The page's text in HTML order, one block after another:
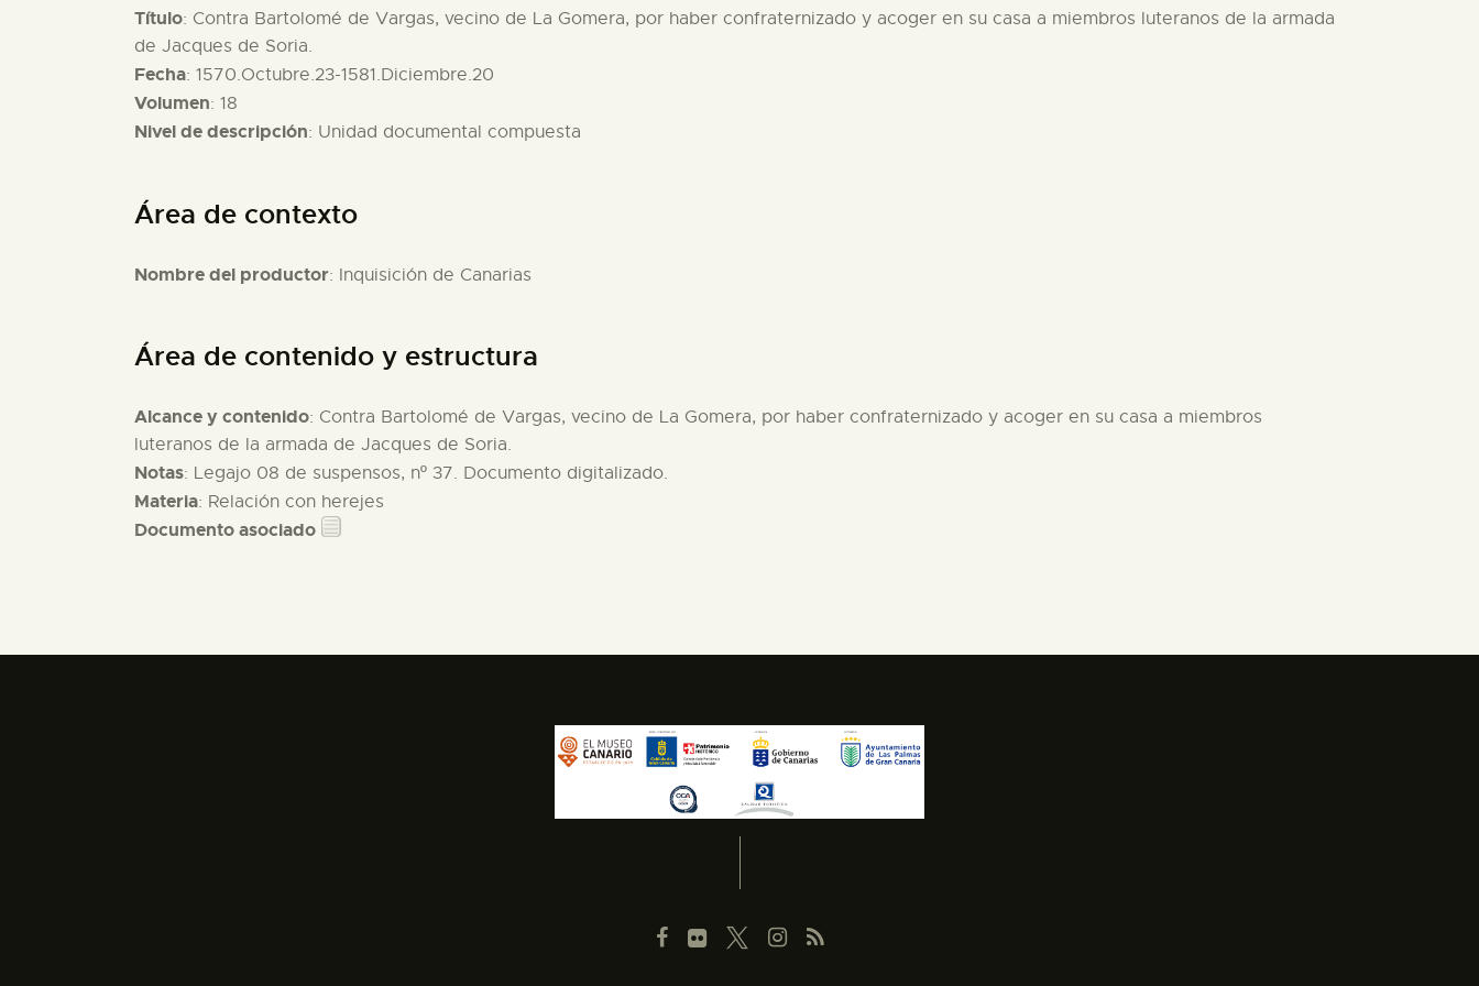
Título: Contra Bartolomé de Vargas, vecino de La Gomera, por haber confraternizado y acoger en su casa a miembros luteranos de la armada
de Jacques de Soria.
Fecha: 1570.Octubre.23-1581.Diciembre.20
Volumen: 18
Nivel de descripción: Unidad documental compuesta
Área de contexto
Nombre del productor: Inquisición de Canarias
Área de contenido y estructura
Alcance y contenido: Contra Bartolomé de Vargas, vecino de La Gomera, por haber confraternizado y acoger en su casa a miembros
luteranos de la armada de Jacques de Soria.
Notas: Legajo 08 de suspensos, nº 37. Documento digitalizado.
Materia: Relación con herejes
Documento asociado